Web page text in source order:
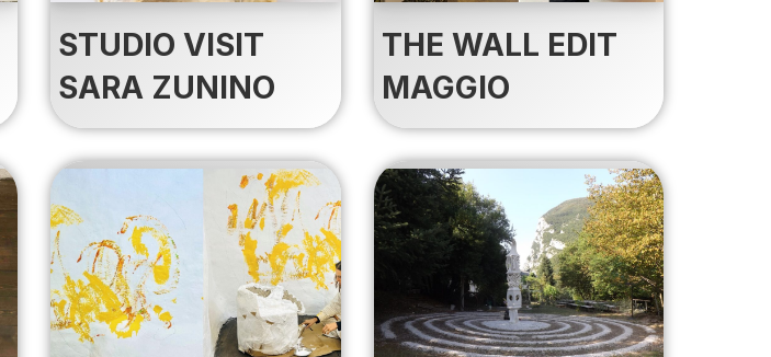
STUDIO VISIT
SARA ZUNINO
THE WALL EDIT
MAGGIO